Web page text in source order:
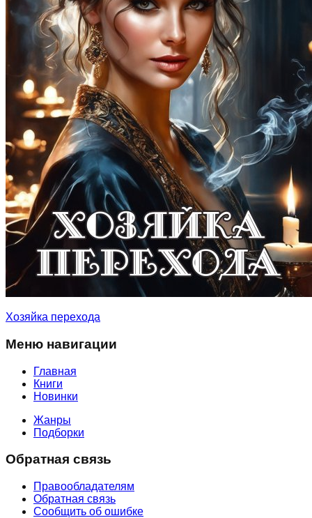
Хозяйка перехода
Меню навигации
Главная
Книги
Новинки
Жанры
Подборки
Обратная связь
Правообладателям
Обратная связь
Сообщить об ошибке